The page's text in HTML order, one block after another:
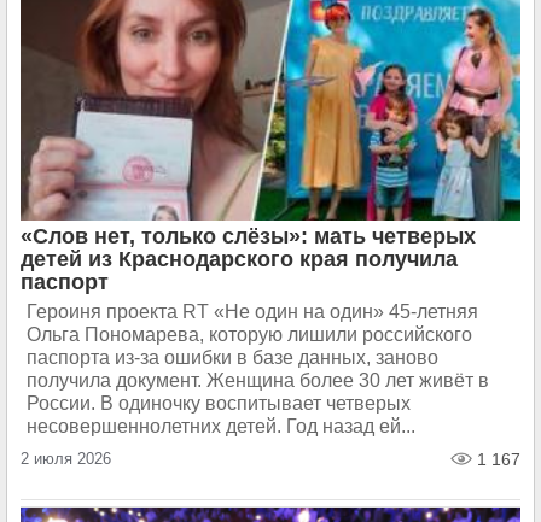
«Слов нет, только слёзы»: мать четверых
детей из Краснодарского края получила
паспорт
Героиня проекта RT «Не один на один» 45-летняя
Ольга Пономарева, которую лишили российского
паспорта из-за ошибки в базе данных, заново
получила документ. Женщина более 30 лет живёт в
России. В одиночку воспитывает четверых
несовершеннолетних детей. Год назад ей...
2 июля 2026 1 167